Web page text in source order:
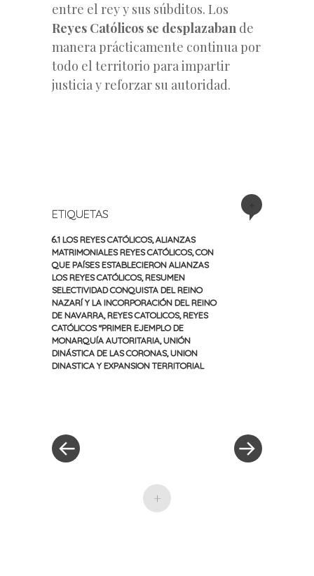
entre el rey y sus súbditos. Los
Reyes Católicos se desplazaban de
manera prácticamente continua por
todo el territorio para impartir
justicia y reforzar su autoridad.
ETIQUETAS
6.1 LOS REYES CATÓLICOS, ALIANZAS
MATRIMONIALES REYES CATÓLICOS,CON
QUE PAÍSES ESTABLECIERON ALIANZAS
LOS REYES CATÓLICOS, RESUMEN
SELECTIVIDAD CONQUISTA DEL REINO
NAZARÍ Y LA INCORPORACIÓN DEL REINO
DE NAVARRA REYES CATOLICOS, REYES
CATÓLICOS "PRIMER EJEMPLO DE
MONARQUÍA AUTORITARIA UNIÓN
DINÁSTICA DE LAS CORONAS, UNION
DINASTICA Y EXPANSION TERRITORIAL
entradas
+